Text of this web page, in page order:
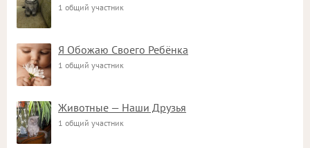
1 общий участник
Я Обожаю Своего Ребёнка
1 общий участник
Животные — Наши Друзья
1 общий участник